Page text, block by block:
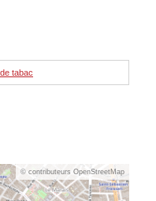
tabac
© contributeurs OpenStreetMap